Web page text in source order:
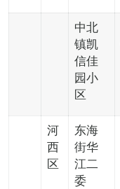
中北
镇凯
信佳
园小
区
河
西
区
东海
街华
江二
委